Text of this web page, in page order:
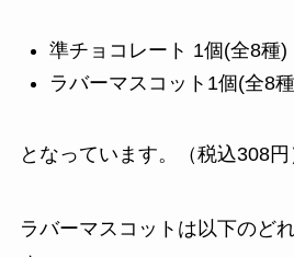
準チョコレート 1個(全8種)
ラバーマスコット1個(全8
となっています。（税込308円
ラバーマスコットは以下のど